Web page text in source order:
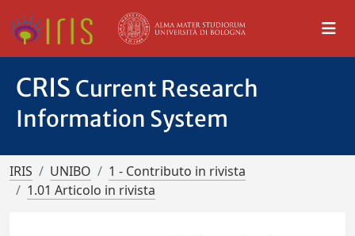
CRIS Current Research
Information System
IRIS UNIBO
1 - Contributo in rivista
1.01 Articolo in rivista